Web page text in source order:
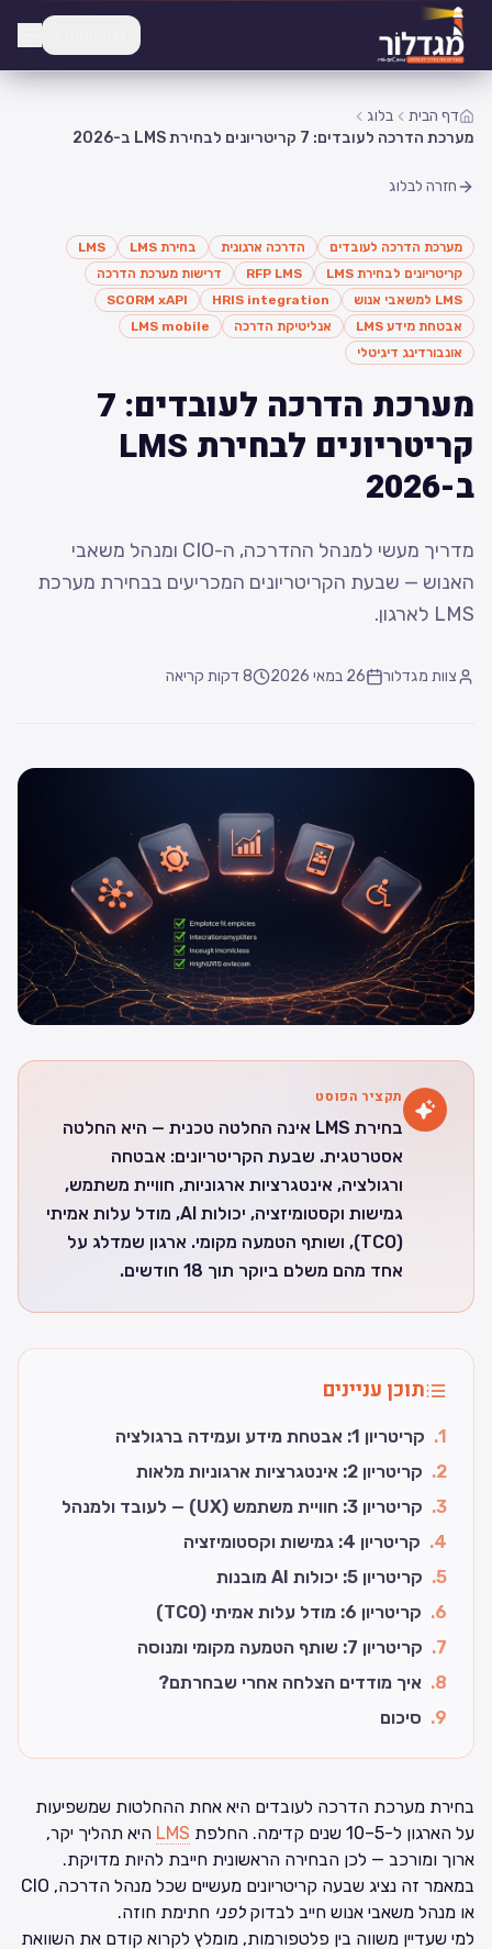
דף הבית
בלוג
מערכת הדרכה לעובדים: 7 קריטריונים לבחירת LMS ב-2026
חזרה לבלוג
מערכת הדרכה לעובדים הדרכה ארגונית בחירת LMS
LMS
קריטריונים לבחירת LMS
RFP LMS
דרישות מערכת הדרכה
LMS למשאבי אנוש
HRIS integration
SCORM xAPI
אבטחת מידע LMS
אנליטיקת הדרכה
LMS mobile
אונבורדינג דיגיטלי
מערכת הדרכה לעובדים: 7
קריטריונים לבחירת LMS
ב-2026
מדריך מעשי למנהל ההדרכה, ה-CIO ומנהל משאבי
האנוש — שבעת הקריטריונים המכריעים בבחירת מערכת
LMS לארגון.
צוות מגדלור 26 במאי 2026 8 דקות קריאה
תקציר הפוסט
בחירת LMS אינה החלטה טכנית — היא החלטה
אסטרטגית. שבעת הקריטריונים: אבטחה
ורגולציה, אינטגרציות ארגוניות, חוויית משתמש,
גמישות וקסטומיזציה, יכולות AI, מודל עלות אמיתי
(TCO), ושותף הטמעה מקומי. ארגון שמדלג על
אחד מהם משלם ביוקר תוך 18 חודשים.
תוכן עניינים
1
. קריטריון 1: אבטחת מידע ועמידה ברגולציה
2
. קריטריון 2: אינטגרציות ארגוניות מלאות
3
. קריטריון 3: חוויית משתמש (UX) — לעובד ולמנהל
4
. קריטריון 4: גמישות וקסטומיזציה
5
. קריטריון 5: יכולות AI מובנות
6
. קריטריון 6: מודל עלות אמיתי (TCO)
7
. קריטריון 7: שותף הטמעה מקומי ומנוסה
8
. איך מודדים הצלחה אחרי שבחרתם?
9
. סיכום
בחירת מערכת הדרכה לעובדים היא אחת ההחלטות שמשפיעות
על הארגון ל-5–10 שנים קדימה. החלפת
LMS היא תהליך יקר,
ארוך ומורכב — לכן הבחירה הראשונית חייבת להיות מדויקת.
במאמר זה נציג שבעה קריטריונים מעשיים שכל מנהל הדרכה, CIO
או מנהל משאבי אנוש חייב לבדוקלפני חתימת חוזה.
למי שעדיין משווה בין פלטפורמות, מומלץ לקרוא קודם את השוואת